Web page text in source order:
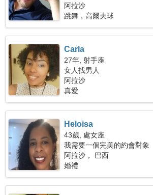
阿拉沙
跳舞，高爾夫球
Carla
27年, 射手座
女人找男人
阿拉沙
真愛
Heloisa
43歲, 處女座
我需要一個完美的約會對象
阿拉沙， 巴西
婚禮